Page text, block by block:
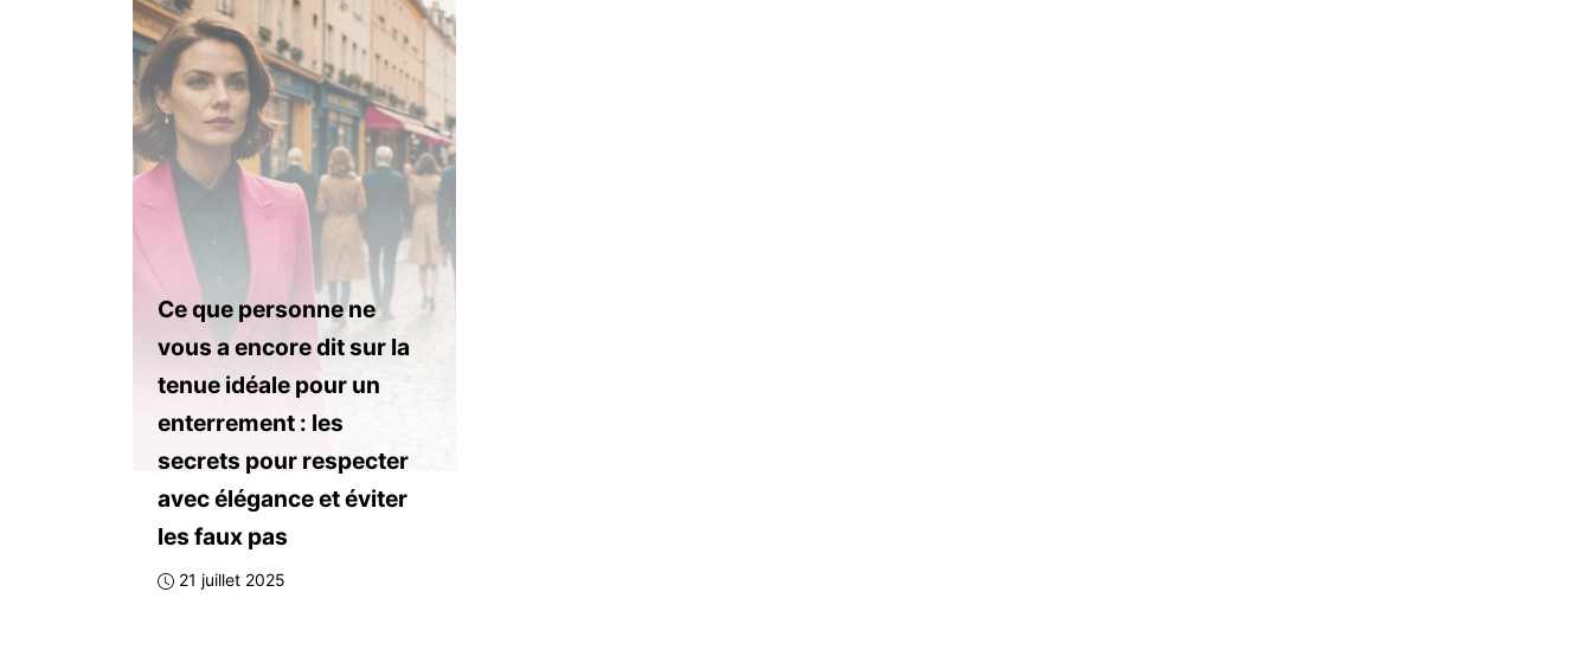
Ce que personne ne
vous a encore dit sur la
tenue idéale pour un
enterrement : les
secrets pour respecter
avec élégance et éviter
les faux pas
21 juillet 2025